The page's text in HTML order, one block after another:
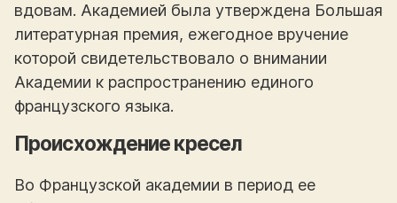
вдовам. Академией была утверждена Большая
литературная премия, ежегодное вручение
которой свидетельствовало о внимании
Академии к распространению единого
французского языка.
Происхождение кресел
Во Французской академии в период ее